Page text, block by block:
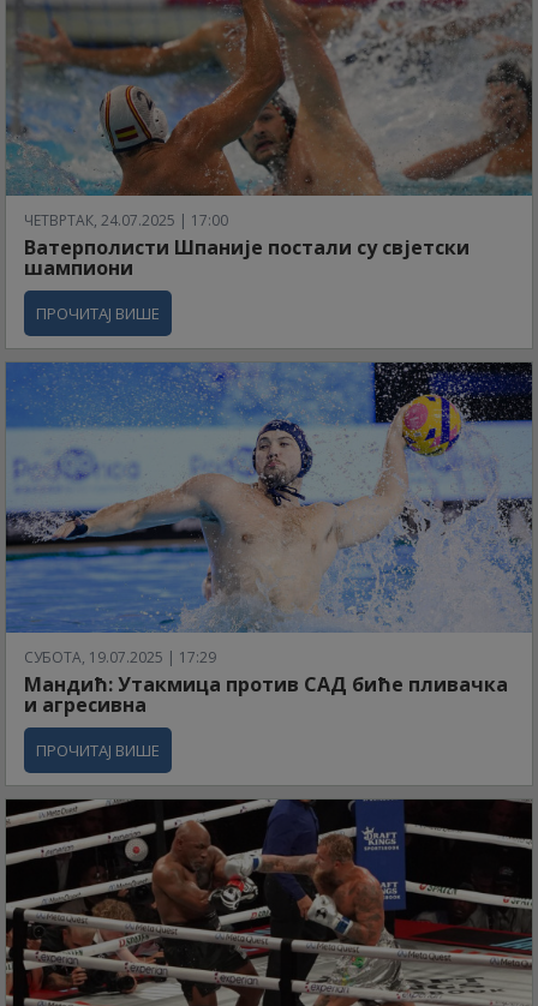
ЧЕТВРТАК, 24.07.2025 | 17:00
Ватерполисти Шпаније постали су свјетски
шампиони
ПРОЧИТАЈ ВИШЕ
СУБОТА, 19.07.2025 | 17:29
Мандић: Утакмица против САД биће пливачка
и агресивна
ПРОЧИТАЈ ВИШЕ